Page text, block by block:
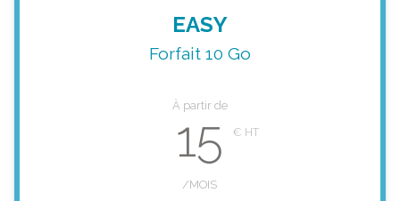
EASY
Forfait 10 Go
À partir de
15
/MOIS